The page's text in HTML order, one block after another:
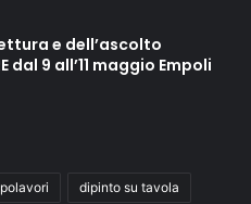
e dell’ascolto
dal 9 all’11 maggio Empoli
dipinto su tavola